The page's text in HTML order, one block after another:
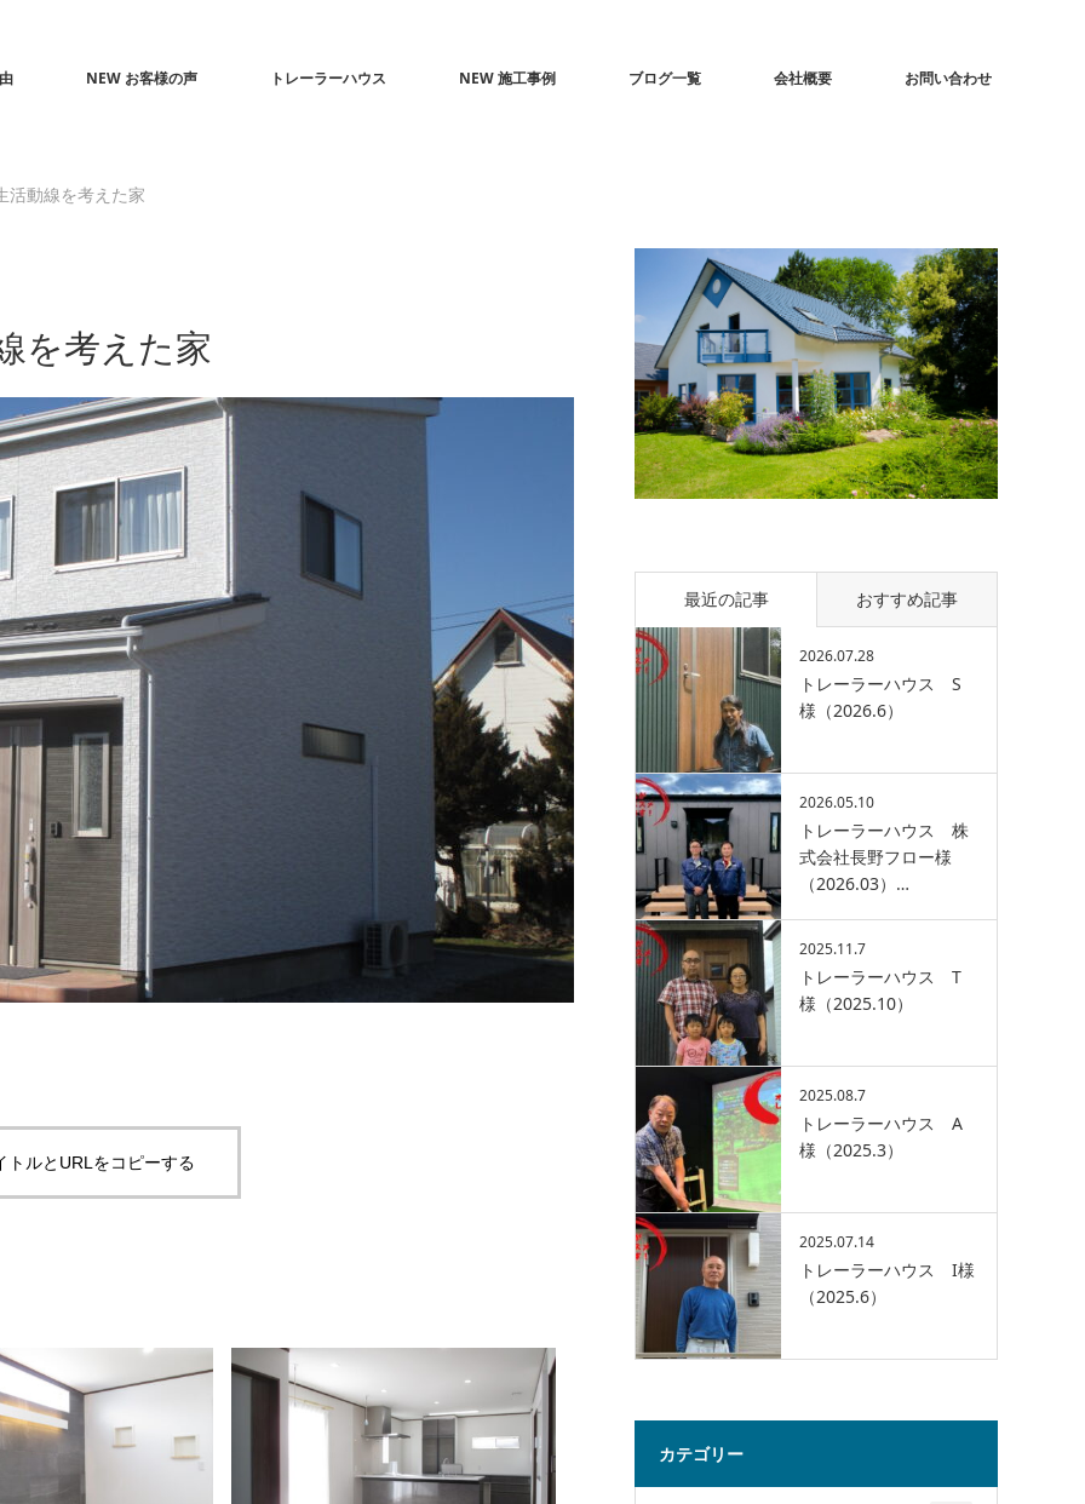
NEW お客様の声 トレーラーハウス NEW 施工事例 ブログ一覧 会社概要 お問い合わせ
活動線を考えた家
を考えた家
トルとURLをコピーする
最近の記事 おすすめ記事
2026.07.28
トレーラーハウス S
様（2026.6）
2026.05.10
トレーラーハウス 株
式会社長野フロー様
（2026.03）…
2025.11.7
トレーラーハウス T
様（2025.10）
2025.08.7
トレーラーハウス A
様（2025.3）
2025.07.14
トレーラーハウス I様
（2025.6）
カテゴリー